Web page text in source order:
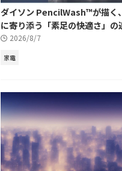
ダイソン PencilWash™が描く
に寄り添う「素足の快適さ」の
2026/8/7
家電